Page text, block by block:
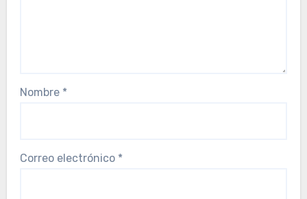
Nombre *
Correo electrónico *